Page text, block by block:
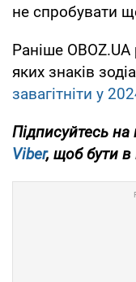
не спробувати
Раніше
яких знаків
завагітніти у
Підписуйтесь на
Viber, щоб бути в